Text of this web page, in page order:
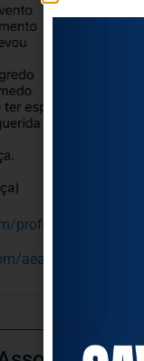
aeazambuja/p/